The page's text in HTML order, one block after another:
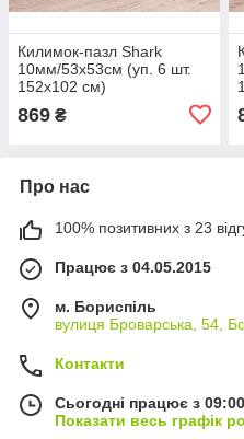
Килимок-пазл Shark
10мм/53х53см (уп. 6 шт.
152х102 см)
869 ₴
Про нас
100% позитивних з 23
Працює з 04.05.2015
м. Бориспіль
вулиця Броварська, 54,
Контакти
Сьогодні працює з
Показати весь графік